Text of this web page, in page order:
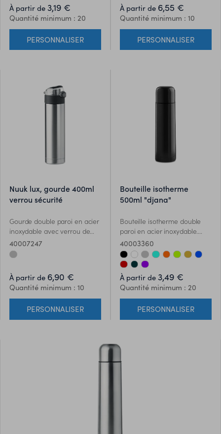
de légères variations de
couleur, de décoration et de
tailles.
À partir de 3,19 €
Quantité minimum : 20
PERSONNALISER
fuite.
À partir de 6,55 €
Quantité minimum : 10
PERSONNALISER
nuuk lux, gourde 400ml
verrou sécurité
Gourde double paroi en acier
inoxydable avec verrou de
sécurité sur le couvercle et
ouverture par pression.
Poignée pliable sur le dessus
pour faciliter le transport.
Contenance 400 ml. Anti fuite.
40007247
À partir de 6,90 €
Quantité minimum : 10
PERSONNALISER
bouteille isotherme
500ml "djana"
Bouteille isotherme double
paroi en acier inoxydable.
Contenance 500 ml. Anti fuite.
40003360
À partir de 3,49 €
Quantité minimum : 20
PERSONNALISER